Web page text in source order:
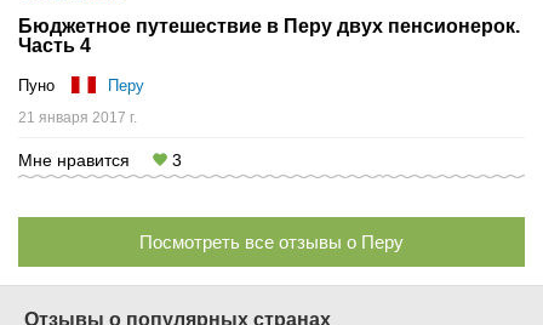
Бюджетное путешествие в Перу двух пенсионерок.
Часть 4
Пуно Перу
21 января 2017 г.
Мне нравится 3
Посмотреть все отзывы о Перу
Отзывы о популярных странах